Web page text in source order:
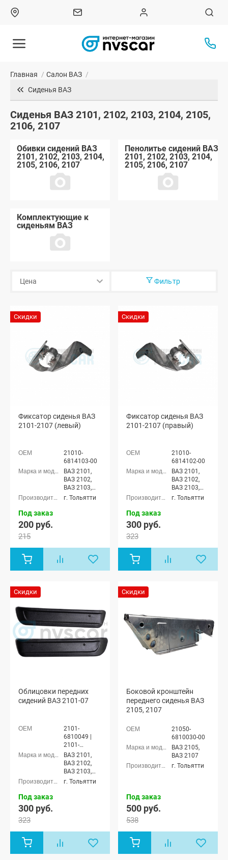
Главная / Салон ВАЗ /
Сиденья ВАЗ
Сиденья ВАЗ 2101, 2102, 2103, 2104, 2105,
2106, 2107
Обивки сидений ВАЗ
2101, 2102, 2103, 2104,
2105, 2106, 2107
Пенолитье сидений ВАЗ
2101, 2102, 2103, 2104,
2105, 2106, 2107
Комплектующие к
сиденьям ВАЗ
Фильтр
Скидки
Фиксатор сиденья ВАЗ
2101-2107 (левый)
21010-
6814103-00
ВАЗ 2101,
ВАЗ 2102,
ВАЗ 2103,
ВАЗ 2104,
г. Тольятти
Под заказ
200 руб.
215
Скидки
Фиксатор сиденья ВАЗ
2101-2107 (правый)
21010-
6814102-00
ВАЗ 2101,
ВАЗ 2102,
ВАЗ 2103,
ВАЗ 2104,
г. Тольятти
Под заказ
300 руб.
323
Скидки
Облицовки передних
сидений ВАЗ 2101-07
2101-
6810049 |
2101-
6810048
ВАЗ 2101,
ВАЗ 2102,
ВАЗ 2103,
ВАЗ 2104,
г. Тольятти
Под заказ
300 руб.
323
Скидки
Боковой кронштейн
переднего сиденья ВАЗ
2105, 2107
21050-
6810030-00
ВАЗ 2105,
ВАЗ 2107
г. Тольятти
Под заказ
500 руб.
538